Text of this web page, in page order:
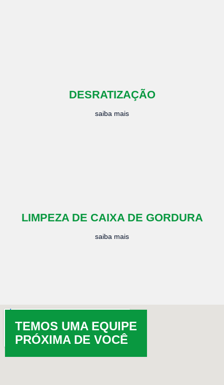
DESRATIZAÇÃO
saiba mais
LIMPEZA DE CAIXA DE GORDURA
saiba mais
TEMOS UMA EQUIPE
PRÓXIMA DE VOCÊ